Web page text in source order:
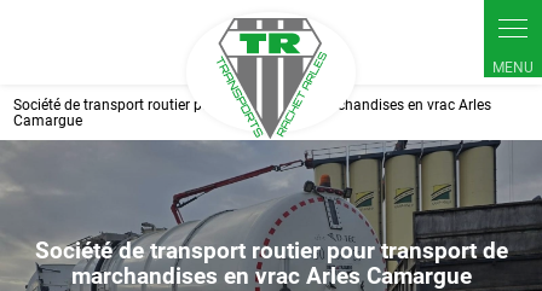
Société de transport routier pour transport de marchandises en vrac Arles
Camargue
Société de transport routier pour transport de
marchandises en vrac Arles Camargue